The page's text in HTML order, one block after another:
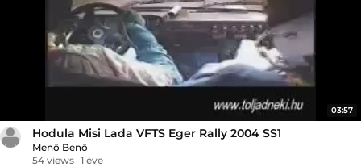
03:57
Hodula Misi Lada VFTS Eger Rally 2004 SS1
Menő Benő
54 views 1 éve